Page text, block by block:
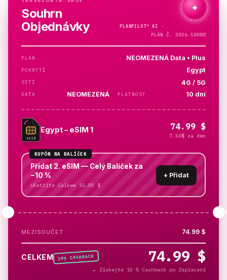
Souhrn
Objednávky
✦
PLANPILOT™AI ·
PLÁN Č. 2026-58088
PLÁN NEOMEZENÁ Data • Plus
POKRYTÍ Egypt
SÍTÍ 4G / 5G
DATA NEOMEZENÁ PLATNOST 10 dní
eSIM
Egypt – eSIM 1 74.99 $
7.50$ za den
KUPÓN NA BALÍČEK
Přidat 2. eSIM — Celý Balíček za
−10 %
Ušetříte Celkem 15.00 $
+ Přidat
MEZISOUČET 74.99 $
CELKEM 10% CASHBACK 74.99 $
→ Získejte 10 % Cashback po Zaplacení